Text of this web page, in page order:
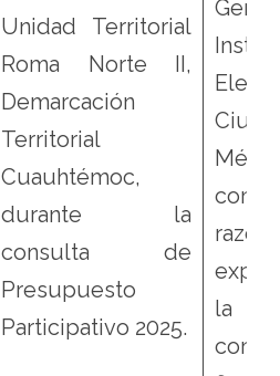
Unidad Territorial
Roma Norte II,
Demarcación
Territorial
Cuauhtémoc,
durante la
consulta de
Presupuesto
Participativo 2025.
la